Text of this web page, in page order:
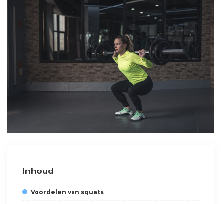
Inhoud
Voordelen van squats